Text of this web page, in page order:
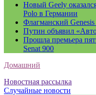
Новый Geely
Polo в Германии
Флагманский
Путин объявил
Прошла премьера
Senat 900
Домашний
Новостная рассылка
Случайные новости